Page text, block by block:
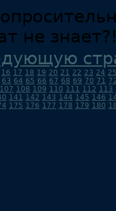
не
16 17 18 19 20 21 22 23 24
63 64 65 66 67 68 69 70 71
107 108 109 110 111 112 113
141 142 143 144 145 146
175 176 177 178 179 180